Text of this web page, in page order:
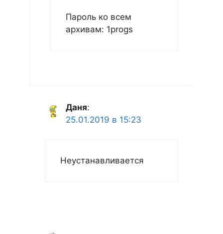
Пароль ко всем
архивам: 1progs
Даня:
25.01.2019 в 15:23
Неустанавливается